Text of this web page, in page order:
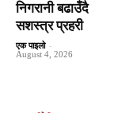
निगरानी बढाउँदै
सशस्त्र प्रहरी
एक पाइलो -
August 4, 2026